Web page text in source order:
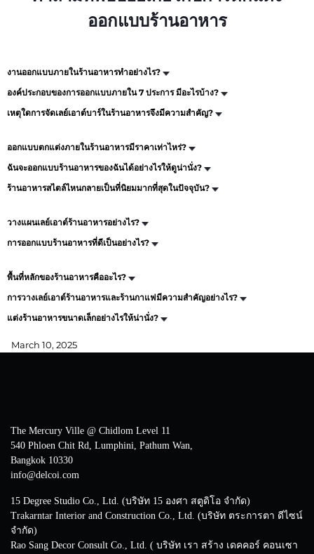
ออกแบบร้านอาหาร
งานออกแบบภายในร้านอาหารทำอย่างไร?
องค์ประกอบของการออกแบบภายใน 7 ประการ มีอะไรบ้าง?
เหตุใดการจัดเลย์เอาต์บาร์ในร้านอาหารจึงมีความสำคัญ?
ออกแบบตกแต่งภายในร้านอาหารมีราคาเท่าไหร่?
ฉันจะออกแบบร้านอาหารของฉันได้อย่างไรให้ดูน่านั่ง?
ร้านอาหารสไตล์ไหนกลายเป็นที่นิยมมากที่สุดในปัจจุบัน?
วางแผนเลย์เอาต์ร้านอาหารอย่างไร?
การออกแบบร้านอาหารที่ดีเป็นอย่างไร?
พื้นที่หลักของร้านอาหารคืออะไร?
การวางเลย์เอาต์ร้านอาหารและร้านกาแฟมีความสำคัญอย่างไร?
แต่งร้านอาหารขนาดเล็กอย่างไรให้น่านั่ง?
March 10, 2025
The Mercury Ville @ Chidlom Level 11
540 Phloen Chit Rd, Lumphini, Pathum Wan,
Bangkok 10330
info@delcoi.com
15 Degree Studio Co., Ltd. (บริษัท 15 องศา สตูดิโอ จำกัด)
Trakarntar Interior and Construction Co., Ltd. (บริษัท ตระการตา ดีไซน์
จำกัด)
Rao Sang Decor Consult Co., Ltd. ( บริษัท เรา สร้าง เดคคอร์ คอนเซา